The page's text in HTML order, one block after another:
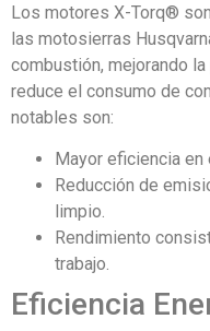
Los motores X-Torq®
las motosierras
combustión, mejorando
reduce el consumo de
notables son:
Mayor eficiencia
Reducción de
limpio.
Rendimiento
trabajo.
Eficiencia